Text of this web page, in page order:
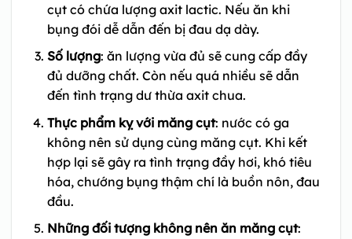
cụt có chứa lượng axit lactic. Nếu ăn khi
bụng đói dễ dẫn đến bị đau dạ dày.
Số lượng: ăn lượng vừa đủ sẽ cung cấp đầy
đủ dưỡng chất. Còn nếu quá nhiều sẽ dẫn
đến tình trạng dư thừa axit chua.
Thực phẩm kỵ với măng cụt: nước có ga
không nên sử dụng cùng măng cụt. Khi kết
hợp lại sẽ gây ra tình trạng đầy hơi, khó tiêu
hóa, chướng bụng thậm chí là buồn nôn, đau
đầu.
Những đối tượng không nên ăn măng cụt: